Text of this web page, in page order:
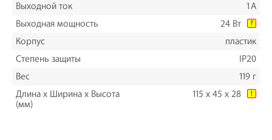
Выходной ток
1A
Выходная мощность
24 Вт ?
Корпус
пластик
Степень защиты
IP20
Вес
119 г
Длина х Ширина х Высота
(мм)
115 х 45 х 28 !